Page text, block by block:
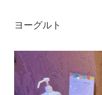
ヨーグルト